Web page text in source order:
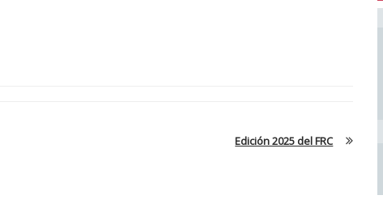
Edición 2025 del FRC